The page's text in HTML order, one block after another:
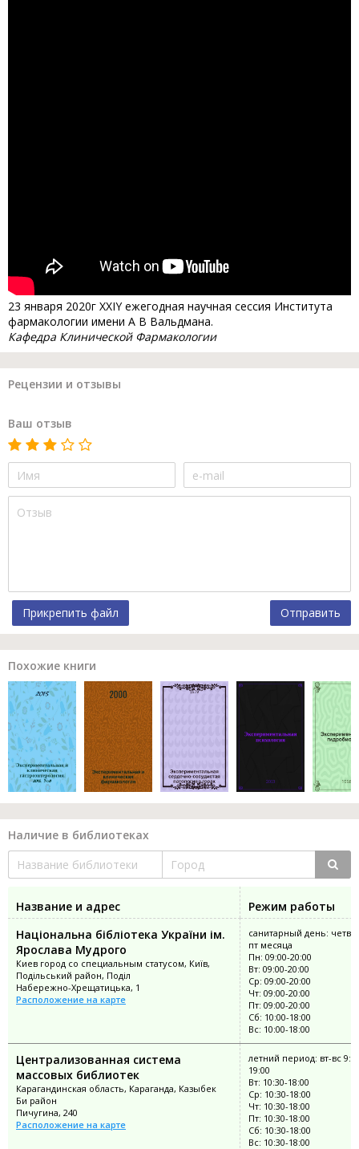
23 января 2020г XXIY ежегодная научная сессия Института
фармакологии имени А В Вальдмана.
Кафедра Клинической Фармакологии
Рецензии и отзывы
Ваш отзыв
Прикрепить файл Отправить
Похожие книги
Наличие в библиотеках
Название и адрес
Режим работы
Національна бібліотека України ім.
Ярослава Мудрого
Киев город со специальным статусом, Київ,
Подільський район, Поділ
Набережно-Хрещатицька, 1
Расположение на карте
санитарный день:
пт месяца
Пн: 09:00-20:00
Вт: 09:00-20:00
Ср: 09:00-20:00
Чт: 09:00-20:00
Пт: 09:00-20:00
Сб: 10:00-18:00
Вс: 10:00-18:00
Централизованная система
массовых библиотек
Карагандинская область, Караганда, Казыбек
Би район
Пичугина, 240
Расположение на карте
летний период: вт-вс
19:00
Вт: 10:30-18:00
Ср: 10:30-18:00
Чт: 10:30-18:00
Пт: 10:30-18:00
Сб: 10:30-18:00
Вс: 10:30-18:00